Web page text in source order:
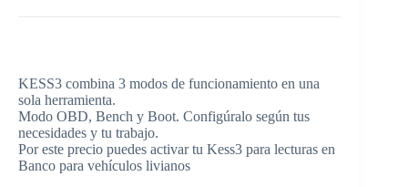
KESS3 combina 3 modos de funcionamiento en una
sola herramienta.
Modo OBD, Bench y Boot. Configúralo según tus
necesidades y tu trabajo.
Por este precio puedes activar tu Kess3 para lecturas en
Banco para vehículos livianos